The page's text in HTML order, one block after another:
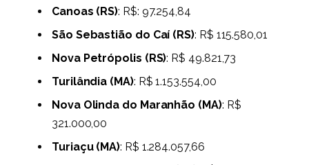
Canoas (RS): R$: 97.254,84
São Sebastião do Caí (RS): R$ 115.580,01
Nova Petrópolis (RS): R$ 49.821,73
Turilândia (MA): R$ 1.153.554,00
Nova Olinda do Maranhão (MA): R$
321.000,00
Turiaçu (MA): R$ 1.284.057,66